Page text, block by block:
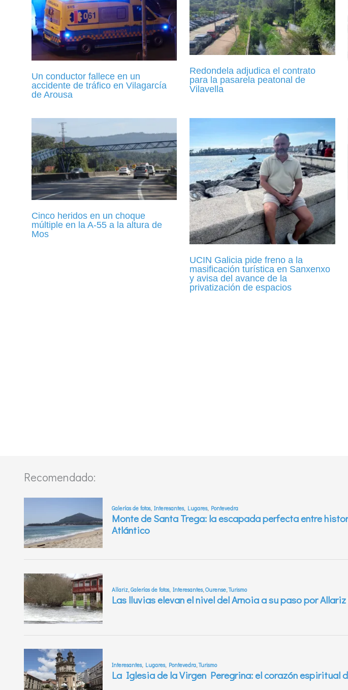
Un conductor fallece en un
accidente de tráfico en Vilagarcía
de Arousa
Redondela adjudica el contrato
para la pasarela peatonal de
Vilavella
Cinco heridos en un choque
múltiple en la A-55 a la altura de
Mos
UCIN Galicia pide freno a la
masificación turística en Sanxenxo
y avisa del avance de la
privatización de espacios
Recomendado: